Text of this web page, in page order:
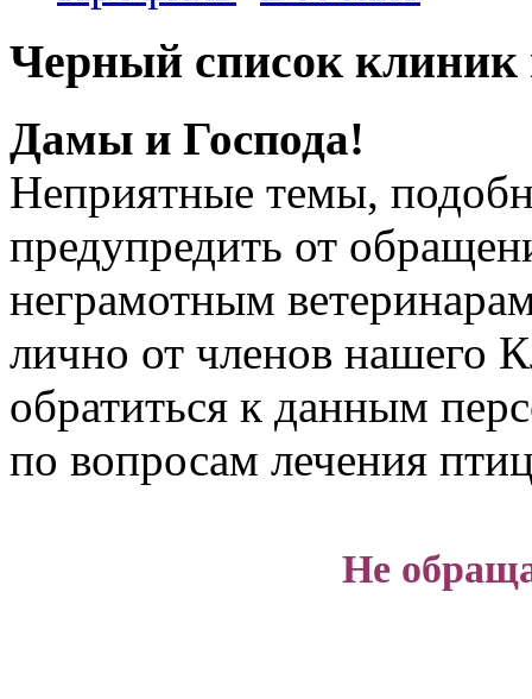
Черный список
Дамы и Господа!
Неприятные темы,
предупредить от
неграмотным
лично от членов нашего
обратиться к данным
по вопросам лечения
Не